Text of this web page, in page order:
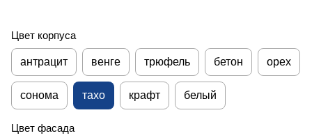
Цвет корпуса
антрацит венге трюфель бетон орех
сонома тахо крафт белый
Цвет фасада